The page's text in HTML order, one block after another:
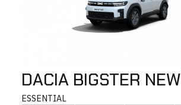
DACIA BIGSTER NEW
ESSENTIAL